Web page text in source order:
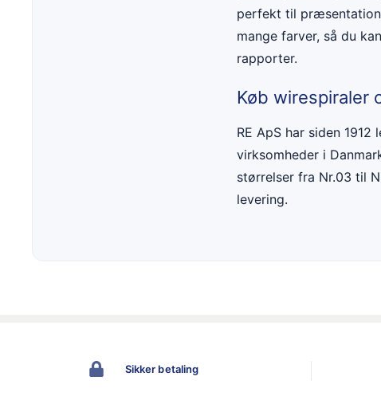
perfekt til
mange farver, så du
rapporter.
Køb wirespiraler
RE ApS har siden
virksomheder i
størrelser fra Nr.03 til
levering.
Sikker betaling